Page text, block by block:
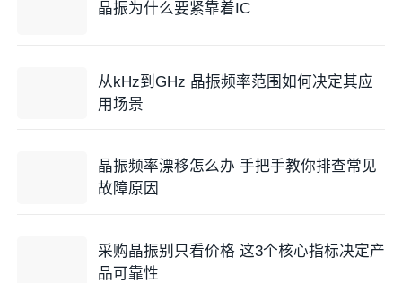
晶振为什么要紧靠着IC
从kHz到GHz 晶振频率范围如何决定其应
用场景
晶振频率漂移怎么办 手把手教你排查常见
故障原因
采购晶振别只看价格 这3个核心指标决定产
品可靠性